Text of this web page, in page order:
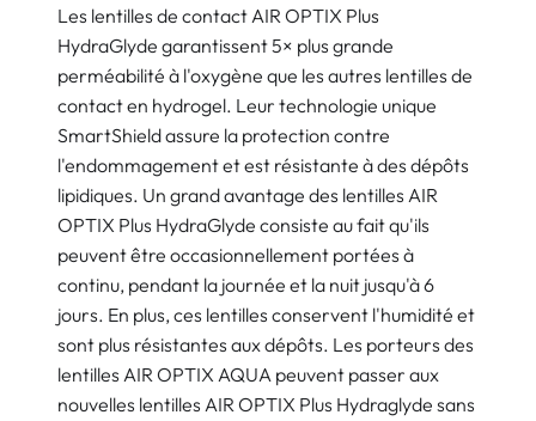
Les lentilles de contact AIR OPTIX Plus
HydraGlyde garantissent 5× plus grande
perméabilité à l'oxygène que les autres lentilles de
contact en hydrogel. Leur technologie unique
SmartShield assure la protection contre
l'endommagement et est résistante à des dépôts
lipidiques. Un grand avantage des lentilles AIR
OPTIX Plus HydraGlyde consiste au fait qu'ils
peuvent être occasionnellement portées à
continu, pendant la journée et la nuit jusqu'à 6
jours. En plus, ces lentilles conservent l'humidité et
sont plus résistantes aux dépôts. Les porteurs des
lentilles AIR OPTIX AQUA peuvent passer aux
nouvelles lentilles AIR OPTIX Plus Hydraglyde sans